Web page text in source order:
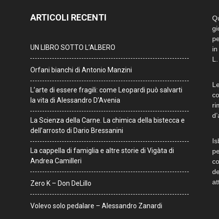
ARTICOLI RECENTI
UN LIBRO SOTTO L’ALBERO
Orfani bianchi di Antonio Manzini
L’arte di essere fragili: come Leopardi può salvarti
la vita di Alessandro D’Avenia
La Scienza della Carne. La chimica della bistecca e
dell’arrosto di Dario Bressanini
La cappella di famiglia e altre storie di Vigàta di
Andrea Camilleri
Zero K – Don DeLillo
Volevo solo pedalare – Alessandro Zanardi